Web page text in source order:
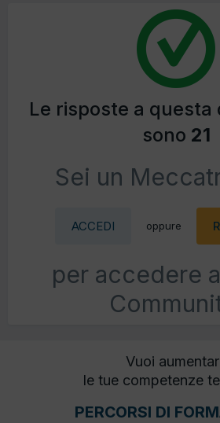
Le risposte a questa
sono 21
Sei un
ACCEDI oppure
per accedere
Vuoi
le tue competenze
PERCORSI DI